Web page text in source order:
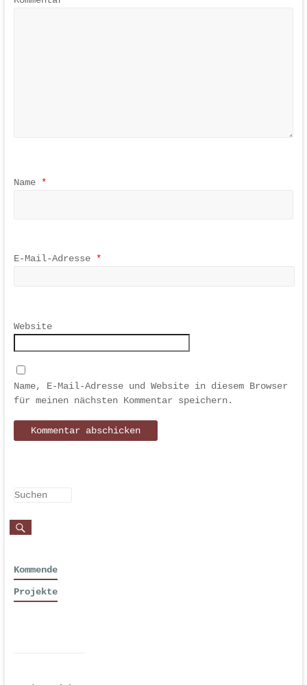
Name *
E-Mail-Adresse *
Website
Name, E-Mail-Adresse und Website in diesem Browser
für meinen nächsten Kommentar speichern.
Kommende
Projekte